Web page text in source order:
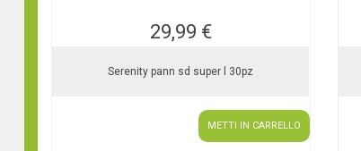
29,99 €
Serenity pann sd super l 30pz
METTI IN CARRELLO